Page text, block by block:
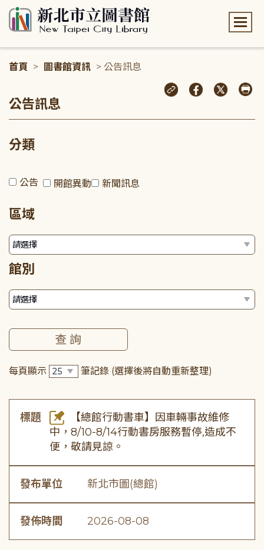
首頁 > 圖書館資訊 > 公告訊息
公告訊息
分類
公告 開館異動 新聞訊息
區域
館別
每頁顯示 筆記錄 (選擇後將自動重新整理)
標題
【總館行動書車】因車輛事故維修
中，8/10-8/14行動書房服務暫停,造成不
便，敬請見諒。
發布單位 新北市圖(總館)
發佈時間 2026-08-08